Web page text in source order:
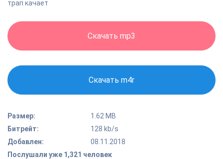
трап качает
Скачать mp3
Скачать m4r
Размер:
1.62 MB
Битрейт:
128 kb/s
Добавлен:
08.11.2018
Послушали уже 1,321 человек